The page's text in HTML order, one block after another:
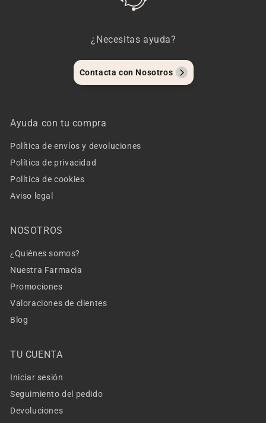
¿Necesitas ayuda?
Contacta con Nosotros
Ayuda con tu compra
Política de envíos y devoluciones
Política de privacidad
Política de cookies
Aviso legal
NOSOTROS
¿Quiénes somos?
Nuestra Farmacia
Promociones
Valoraciones de clientes
Blog
TU CUENTA
Iniciar sesión
Seguimiento del pedido
Devoluciones